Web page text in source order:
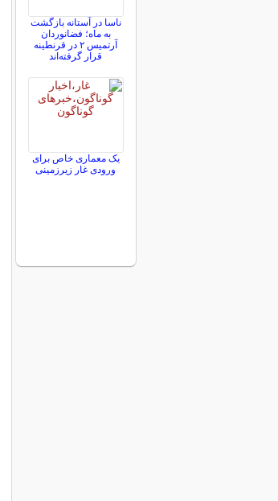
ناسا در آستانه بازگشت
به ماه؛ فضانوردان
آرتمیس ۲ در قرنطینه
قرار گرفته‌اند
یک معماری خاص برای
ورودی غار زیرزمینی